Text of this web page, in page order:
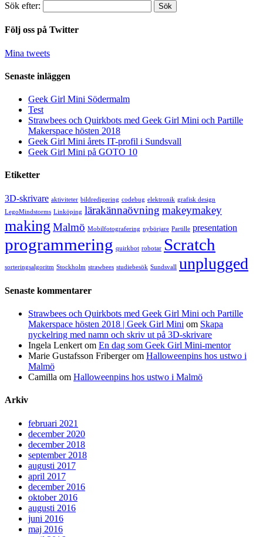
Sök efter:
Följ oss på Twitter
Mina tweets
Senaste inläggen
Geek Girl Mini Södermalm
Test
Strawbees och Quirkbots med Geek Girl Mini och Partille
Makerspace hösten 2018
Geek Girl Mini årets IT-profil i Sundsvall
Geek Girl Mini på GOTO 10
Etiketter
3D-skrivare aktiviteter bildredigering codebug elektronik grafisk design
LegoMindstorms Linköping lärakännaövning makeymakey
making Malmö Mobilfotografering nybörjare Partille presentation
programmering quirkbot robotar Scratch
sorteringsalgoritm Stockholm strawbees studiebesök Sundsvall unplugged
Senaste kommentarer
Strawbees och Quirkbots med Geek Girl Mini och Partille
Makerspace hösten 2018 | Geek Girl Mini om Skapa
nyckelring med namn och skriv ut på 3D-skrivare
Ingela Lenkert om En dag som Geek Girl Mini-mentor
Marie Gustafsson Fribergerom Halloweenpins hos ustwo i
Malmö
Camilla om Halloweenpins hos ustwo i Malmö
Arkiv
februari 2021
december 2020
december 2018
september 2018
augusti 2017
april 2017
december 2016
oktober 2016
augusti 2016
juni 2016
maj 2016